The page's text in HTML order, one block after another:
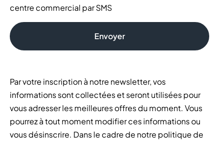
centre commercial par SMS
Envoyer
Par votre inscription à notre newsletter, vos
informations sont collectées et seront utilisées pour
vous adresser les meilleures offres du moment. Vous
pourrez à tout moment modifier ces informations ou
vous désinscrire. Dans le cadre de notre politique de